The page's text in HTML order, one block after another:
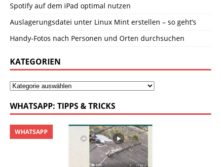
Spotify auf dem iPad optimal nutzen
Auslagerungsdatei unter Linux Mint erstellen – so geht’s
Handy-Fotos nach Personen und Orten durchsuchen
KATEGORIEN
WHATSAPP: TIPPS & TRICKS
WHATSAPP